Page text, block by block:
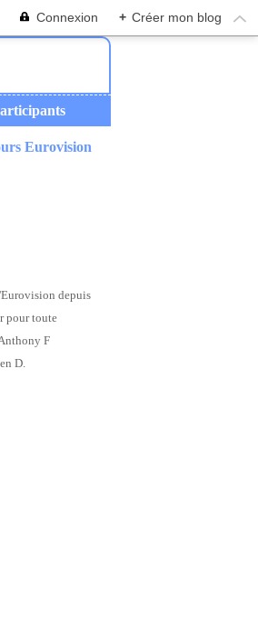
Connexion + Créer mon blog
Eurovision
depuis
pour toute
F
D.